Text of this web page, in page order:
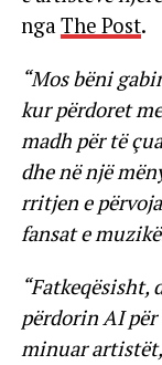
ngaThe Post.
“Mos bëni
kur përdoret
madh për të
dhe në një
rritjen e
fansat e
“Fatkeqësisht,
përdorin AI
minuar